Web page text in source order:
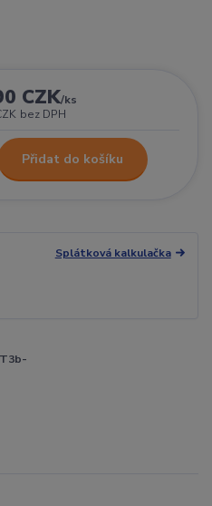
CZK/ks
bez DPH
Přidat do košíku
Splátková kalkulačka